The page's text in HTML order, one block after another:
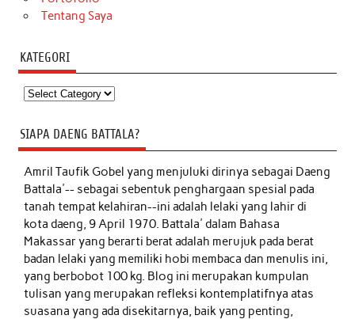
Tentang Saya
KATEGORI
Kategori
SIAPA DAENG BATTALA?
Amril Taufik Gobelyang menjuluki dirinya sebagai Daeng
Battala'-- sebagai sebentuk penghargaan spesial pada
tanah tempat kelahiran--ini adalah lelaki yang lahir di
kota daeng, 9 April 1970. Battala' dalam Bahasa
Makassar yang berarti berat adalah merujuk pada berat
badan lelaki yang memiliki hobi membaca dan menulis ini,
yang berbobot 100 kg. Blog ini merupakan kumpulan
tulisan yang merupakan refleksi kontemplatifnya atas
suasana yang ada disekitarnya, baik yang penting,